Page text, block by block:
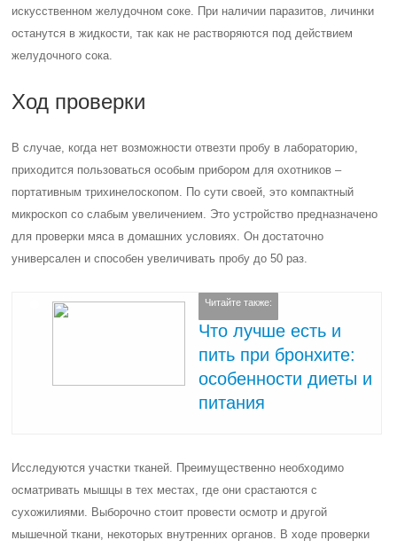
искусственном желудочном соке. При наличии паразитов, личинки
останутся в жидкости, так как не растворяются под действием
желудочного сока.
Ход проверки
В случае, когда нет возможности отвезти пробу в лабораторию,
приходится пользоваться особым прибором для охотников –
портативным трихинелоскопом. По сути своей, это компактный
микроскоп со слабым увеличением. Это устройство предназначено
для проверки мяса в домашних условиях. Он достаточно
универсален и способен увеличивать пробу до 50 раз.
Читайте также:
Что лучше есть и
пить при бронхите:
особенности диеты и
питания
Исследуются участки тканей. Преимущественно необходимо
осматривать мышцы в тех местах, где они срастаются с
сухожилиями. Выборочно стоит провести осмотр и другой
мышечной ткани, некоторых внутренних органов. В ходе проверки